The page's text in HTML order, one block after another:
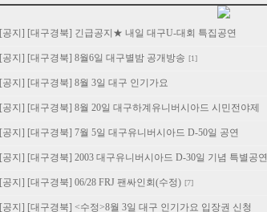
[공지] [대구경북] 긴급공지★ 내일 대구U-대회 특집공연
[공지] [대구경북] 8월6일 대구별밤 공개방송 [1]
[공지] [대구경북] 8월 3일 대구 인기가요
[공지] [대구경북] 8월 20일 대구하계유니버시아드 시민전야제
[공지] [대구경북] 7월 5일 대구유니버시아드 D-50일 공연
[공지] [대구경북] 2003 대구유니버시아드 D-30일 기념 특별공연
[공지] [대구경북] 06/28 FRJ 팬싸인회(수정) [7]
[공지] [대구경북] <수정>8월 3일 대구 인기가요 입장권 신청